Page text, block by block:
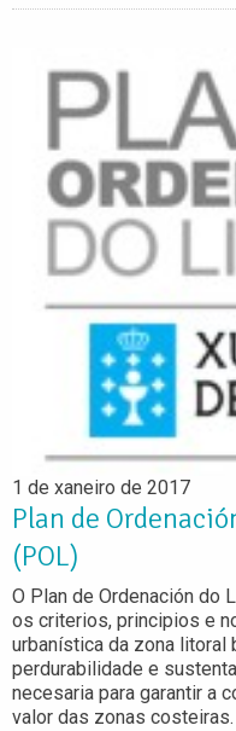
1 de xaneiro de 2017
Plan de
(POL)
O Plan de Ordenación do
os criterios, principios e
urbanística da zona litoral
perdurabilidade e
necesaria para garantir a
valor das zonas costeiras.